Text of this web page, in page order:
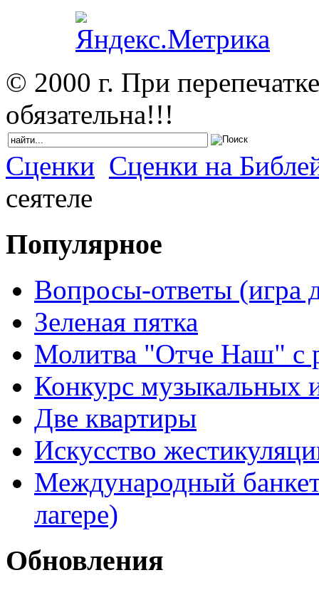
© 2000 г. При
обязательна!!!
Сценки Сценки на
сеятеле
Популярное
Вопросы-ответы (игра
Зеленая пятка
Молитва "Отче Наш" с
Конкурс музыкальных
Две квартиры
Искусство
Международный
лагере)
Обновления